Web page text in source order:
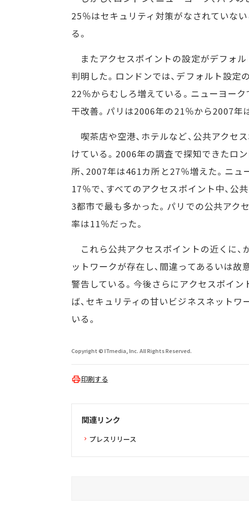
25％はセキュリティ対策がなされていな
る。
またアクセスポイントの設定がデフォ
判明した。ロンドンでは、デフォルト設定
22％からむしろ増えている。ニューヨー
干改善。パリは2006年の21％から2007年
喫茶店や空港、ホテルなど、公共アクセ
けている。2006年の調査で探知できたロ
所、2007年は461カ所と27％増えた。ニ
17％で、すべてのアクセスポイント中、公
3都市で最も多かった。パリでの公共アク
率は11％だった。
これら公共アクセスポイントの近くに、
ットワークが存在し、間違ってあるいは
警告している。今後さらにアクセスポイ
ば、セキュリティの甘いビジネスネット
いる。
Copyright © ITmedia, Inc. All Rights Reserved.
印刷する
関連リンク
プレスリリース